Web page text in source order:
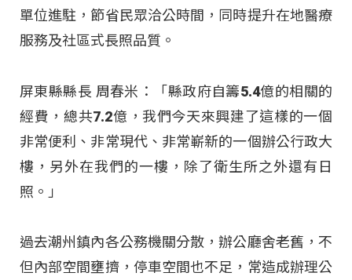
單位進駐，節省民眾洽公時間，同時提升在地醫療
服務及社區式長照品質。
屏東縣縣長 周春米：「縣政府自籌5.4億的相關的
經費，總共7.2億，我們今天來興建了這樣的一個
非常便利、非常現代、非常嶄新的一個辦公行政大
樓，另外在我們的一樓，除了衛生所之外還有日
照。」
過去潮州鎮內各公務機關分散，辦公廳舍老舊，不
但內部空間壅擠，停車空間也不足，常造成辦理公